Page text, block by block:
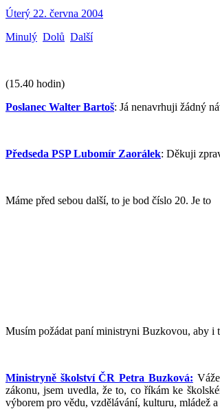
Úterý 22. června 2004
Minulý Dolů Další
(15.40 hodin)
Poslanec Walter Bartoš: Já nenavrhuji žádný
Předseda PSP Lubomír Zaorálek: Děkuji
Máme před sebou další, to je bod číslo 20. Je to
Musím požádat paní ministryni Buzkovou, aby i
Ministryně školství ČR Petra Buzková:
zákonu, jsem uvedla, že to, co říkám ke
výborem pro vědu, vzdělávání, kulturu, mládež